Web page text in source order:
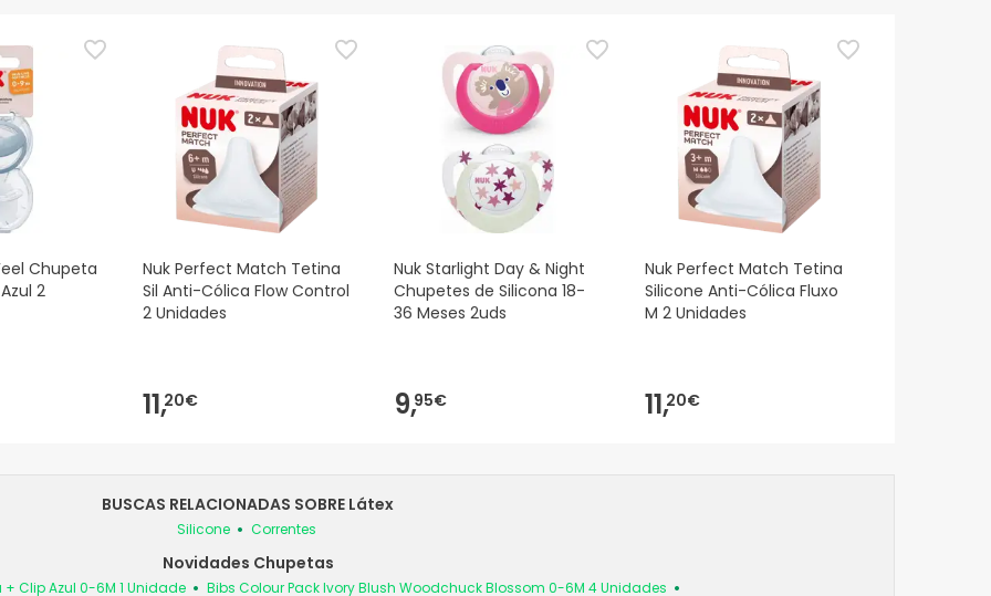
Chupeta
2
Nuk Perfect Match Tetina
Sil Anti-Cólica Flow Control
2 Unidades
11,20€
Nuk Starlight Day & Night
Chupetes de Silicona 18-
36 Meses 2uds
9,95€
Nuk Perfect Match Tetina
Silicone Anti-Cólica Fluxo
M 2 Unidades
11,20€
BUSCAS RELACIONADAS SOBRE Látex
Silicone Correntes
Novidades Chupetas
Clip Azul 0-6M 1 Unidade
Bibs Colour Pack Ivory Blush Woodchuck Blossom 0-6M 4 Unidades